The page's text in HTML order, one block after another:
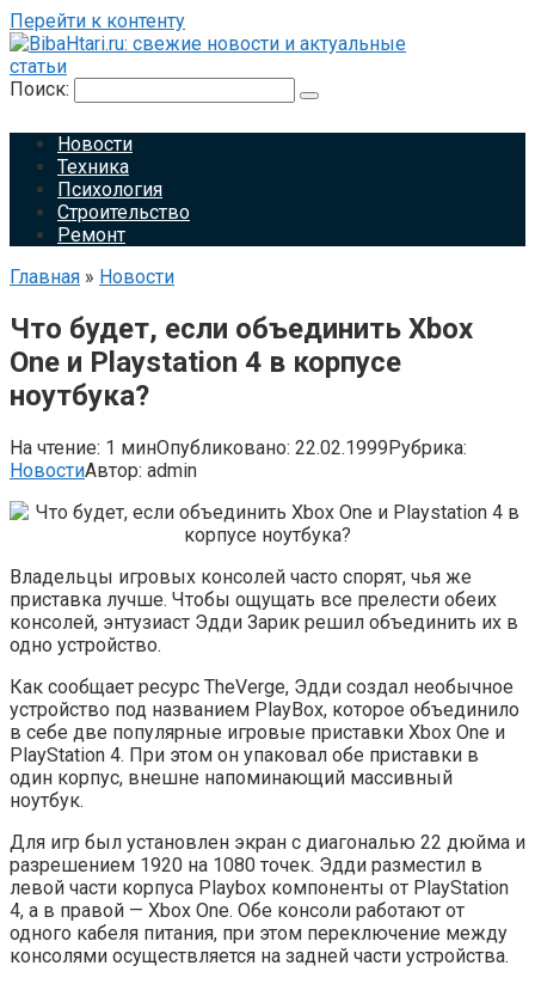
Перейти к контенту
Поиск:
Новости
Техника
Психология
Строительство
Ремонт
Главная » Новости
Что будет, если объединить Xbox
One и Playstation 4 в корпусе
ноутбука?
На чтение: 1 минОпубликовано: 22.02.1999Рубрика:
НовостиАвтор: admin
Владельцы игровых консолей часто спорят, чья же
приставка лучше. Чтобы ощущать все прелести обеих
консолей, энтузиаст Эдди Зарик решил объединить их в
одно устройство.
Как сообщает ресурс TheVerge, Эдди создал необычное
устройство под названием PlayBox, которое объединило
в себе две популярные игровые приставки Xbox One и
PlayStation 4. При этом он упаковал обе приставки в
один корпус, внешне напоминающий массивный
ноутбук.
Для игр был установлен экран с диагональю 22 дюйма и
разрешением 1920 на 1080 точек. Эдди разместил в
левой части корпуса Playbox компоненты от PlayStation
4, а в правой — Xbox One. Обе консоли работают от
одного кабеля питания, при этом переключение между
консолями осуществляется на задней части устройства.